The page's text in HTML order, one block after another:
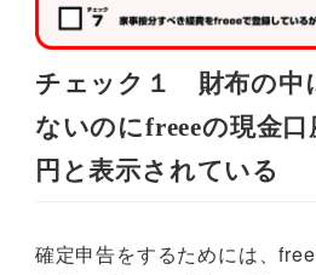
チェック１ 財布の中
ないのにfreeeの現金
円と表示されている
確定申告をするためには、